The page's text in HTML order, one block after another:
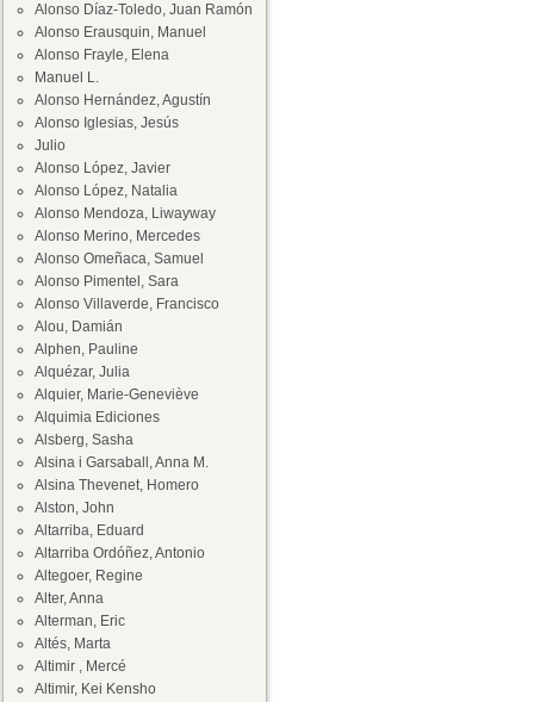
Alonso Díaz-Toledo, Juan Ramón
Alonso Erausquin, Manuel
Alonso Frayle, Elena
Manuel L.
Alonso Hernández, Agustín
Alonso Iglesias, Jesús
Julio
Alonso López, Javier
Alonso López, Natalia
Alonso Mendoza, Liwayway
Alonso Merino, Mercedes
Alonso Omeñaca, Samuel
Alonso Pimentel, Sara
Alonso Villaverde, Francisco
Alou, Damián
Alphen, Pauline
Alquézar, Julia
Alquier, Marie-Geneviève
Alquimia Ediciones
Alsberg, Sasha
Alsina i Garsaball, Anna M.
Alsina Thevenet, Homero
Alston, John
Altarriba, Eduard
Altarriba Ordóñez, Antonio
Altegoer, Regine
Alter, Anna
Alterman, Eric
Altés, Marta
Altimir , Mercé
Altimir, Kei Kensho